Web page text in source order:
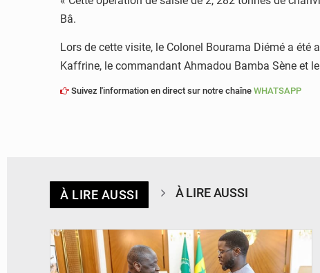
Bâ.
Lors de cette visite, le Colonel Bourama Diémé a
Kaffrine, le commandant Ahmadou Bamba Sène et
Suivez l'information en direct sur notre chaîne WHATSAPP
À LIRE AUSSI À LIRE AUSSI